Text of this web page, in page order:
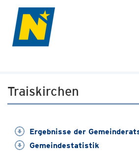
Traiskirchen
Ergebnisse der
Gemeindestatistik